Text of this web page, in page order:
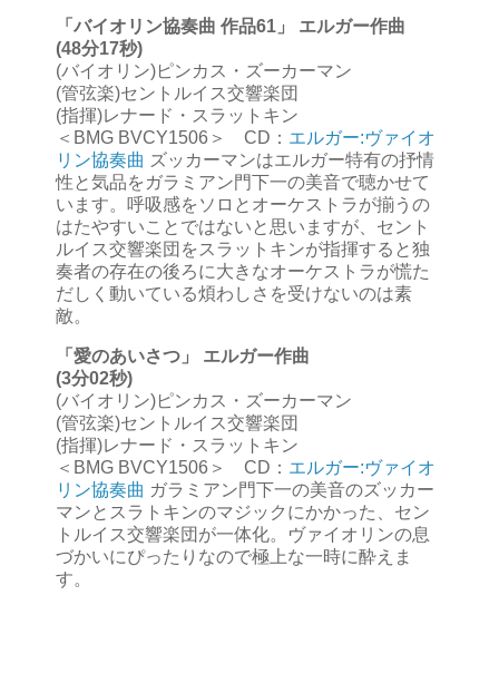
「バイオリン協奏曲 作品61」 エルガー作曲
(48分17秒)
(バイオリン)ピンカス・ズーカーマン
(管弦楽)セントルイス交響楽団
(指揮)レナード・スラットキン
＜BMG BVCY1506＞ CD： エルガー:ヴァイオ
リン協奏曲 ズッカーマンはエルガー特有の抒情
性と気品をガラミアン門下一の美音で聴かせて
います。呼吸感をソロとオーケストラが揃うの
はたやすいことではないと思いますが、セント
ルイス交響楽団をスラットキンが指揮すると独
奏者の存在の後ろに大きなオーケストラが慌た
だしく動いている煩わしさを受けないのは素
敵。
「愛のあいさつ」 エルガー作曲
(3分02秒)
(バイオリン)ピンカス・ズーカーマン
(管弦楽)セントルイス交響楽団
(指揮)レナード・スラットキン
＜BMG BVCY1506＞ CD： エルガー:ヴァイオ
リン協奏曲 ガラミアン門下一の美音のズッカー
マンとスラトキンのマジックにかかった、セン
トルイス交響楽団が一体化。ヴァイオリンの息
づかいにぴったりなので極上な一時に酔えま
す。